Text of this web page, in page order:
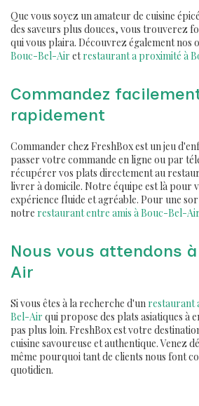
Que vous soyez un amateur de cuisine
des saveurs plus douces, vous trouverez
qui vous plaira. Découvrez également nos
Bouc-Bel-Air etrestaurant a proximité à
Commandez
rapidement
Commander chez FreshBox est un jeu
passer votre commande en ligne ou par
récupérer vos plats directement au
livrer à domicile. Notre équipe est là pour
expérience fluide et agréable. Pour une
notre restaurant entre amis à Bouc-Bel-Air
Nous vous attendons
Air
Si vous êtes à la recherche d'un restaurant
Bel-Air qui propose des plats asiatiques à
pas plus loin. FreshBox est votre
cuisine savoureuse et authentique. Venez
même pourquoi tant de clients nous font
quotidien.